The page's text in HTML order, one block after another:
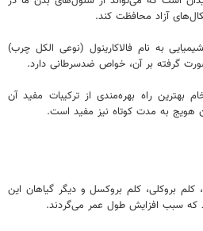
آزاد محافظت کند.
به نام فالاکارینول (نوعی الکل چرب)
گرفته بر آن، خواص ضدسرطانی دارد.
راه بهره‌مندی از ترکیبات مفید آن
هویج به مدت کوتاه نیز مفید است.
کلم بروکلی، کلم بروکسل و دیگر گیاهان این
که سبب افزایش طول عمر می‌گردند.